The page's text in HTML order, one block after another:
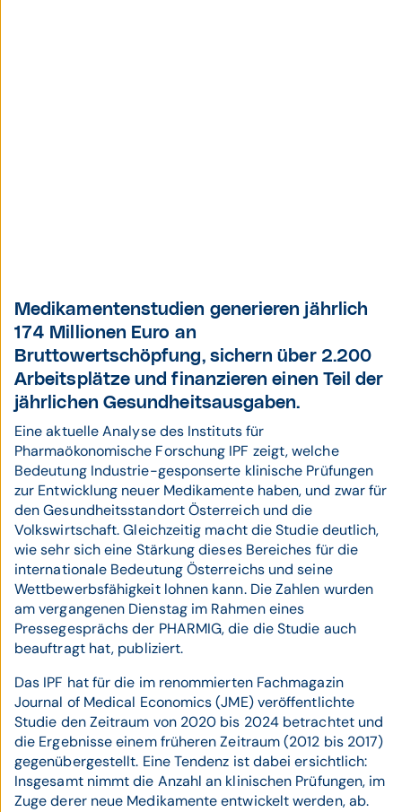
Medikamentenstudien generieren jährlich
174 Millionen Euro an
Bruttowertschöpfung, sichern über 2.200
Arbeitsplätze und finanzieren einen Teil der
jährlichen Gesundheitsausgaben.
Eine aktuelle Analyse des Instituts für
Pharmaökonomische Forschung IPF zeigt, welche
Bedeutung Industrie-gesponserte klinische Prüfungen
zur Entwicklung neuer Medikamente haben, und zwar für
den Gesundheitsstandort Österreich und die
Volkswirtschaft. Gleichzeitig macht die Studie deutlich,
wie sehr sich eine Stärkung dieses Bereiches für die
internationale Bedeutung Österreichs und seine
Wettbewerbsfähigkeit lohnen kann. Die Zahlen wurden
am vergangenen Dienstag im Rahmen eines
Pressegesprächs der PHARMIG, die die Studie auch
beauftragt hat, publiziert.
Das IPF hat für die im renommierten Fachmagazin
Journal of Medical Economics (JME) veröffentlichte
Studie den Zeitraum von 2020 bis 2024 betrachtet und
die Ergebnisse einem früheren Zeitraum (2012 bis 2017)
gegenübergestellt. Eine Tendenz ist dabei ersichtlich:
Insgesamt nimmt die Anzahl an klinischen Prüfungen, im
Zuge derer neue Medikamente entwickelt werden, ab.